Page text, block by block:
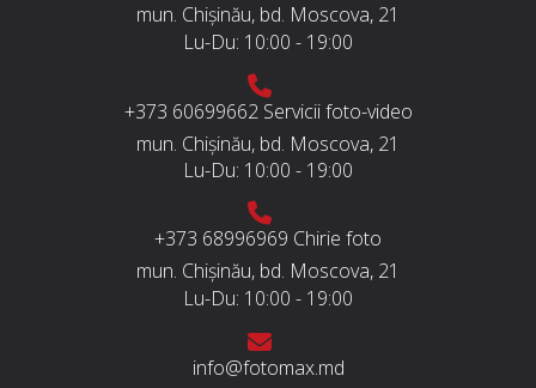
mun. Chișinău, bd. Moscova, 21
Lu-Du: 10:00 - 19:00
+373 60699662 Servicii foto-video
mun. Chișinău, bd. Moscova, 21
Lu-Du: 10:00 - 19:00
+373 68996969 Chirie foto
mun. Chișinău, bd. Moscova, 21
Lu-Du: 10:00 - 19:00
info@fotomax.md